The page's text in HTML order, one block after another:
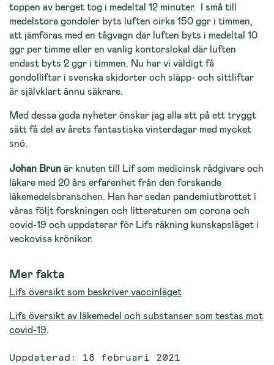
toppen av berget tog i medeltal 12 minuter. I små till
medelstora gondoler byts luften cirka 150 ggr i timmen,
att jämföras med en tågvagn där luften byts i medeltal 10
ggr per timme eller en vanlig kontorslokal där luften
endast byts 2 ggr i timmen. Nu har vi väldigt få
gondolliftar i svenska skidorter och släpp- och sittliftar
är självklart ännu säkrare.
Med dessa goda nyheter önskar jag alla att på ett tryggt
sätt få del av årets fantastiska vinterdagar med mycket
snö.
Johan Brun är knuten till Lif som medicinsk rådgivare och
läkare med 20 års erfarenhet från den forskande
läkemedelsbranschen. Han har sedan pandemiutbrottet i
våras följt forskningen och litteraturen om corona och
covid-19 och uppdaterar för Lifs räkning kunskapsläget i
veckovisa krönikor.
Mer fakta
Lifs översikt som beskriver vaccinläget
Lifs översikt av läkemedel och substanser som testas mot
covid-19
Uppdaterad: 18 februari 2021